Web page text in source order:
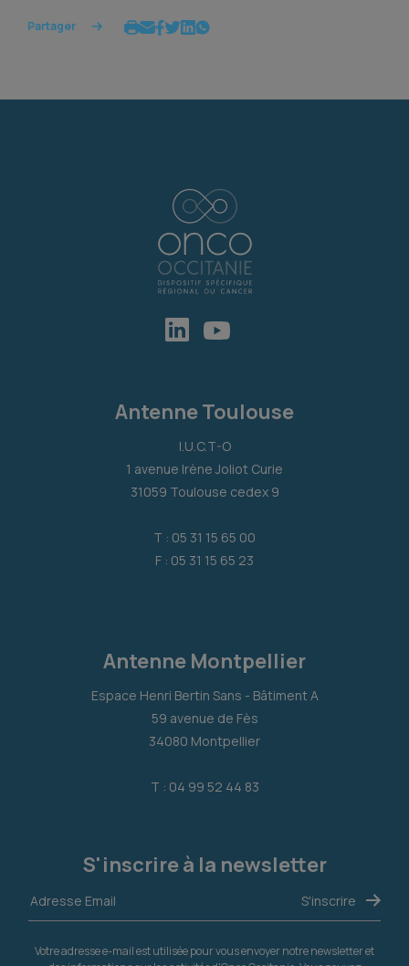
Partager
Antenne Toulouse
I.U.C.T-O
1 avenue Irène Joliot Curie
31059 Toulouse cedex 9
T : 05 31 15 65 00
F : 05 31 15 65 23
Antenne Montpellier
Espace Henri Bertin Sans - Bâtiment A
59 avenue de Fès
34080 Montpellier
T : 04 99 52 44 83
S'inscrire à la newsletter
Votre adresse e-mail est utilisée pour vous envoyer notre newsletter et